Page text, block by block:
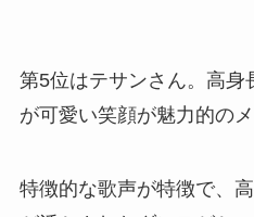
第5位はテサンさん。高身
が可愛い笑顔が魅力的のメ
特徴的な歌声が特徴で、